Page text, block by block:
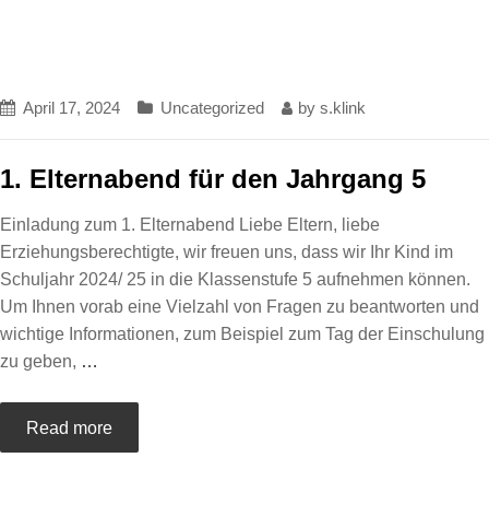
April 17, 2024 Uncategorized by s.klink
1. Elternabend für den Jahrgang 5
Einladung zum 1. Elternabend Liebe Eltern, liebe
Erziehungsberechtigte, wir freuen uns, dass wir Ihr Kind im
Schuljahr 2024/ 25 in die Klassenstufe 5 aufnehmen können.
Um Ihnen vorab eine Vielzahl von Fragen zu beantworten und
wichtige Informationen, zum Beispiel zum Tag der Einschulung
zu geben, …
Read more